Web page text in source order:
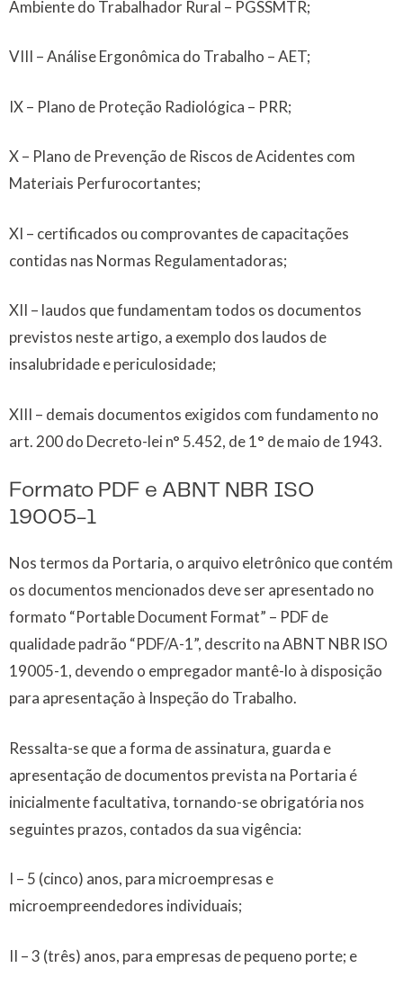
Ambiente do Trabalhador Rural – PGSSMTR;
VIII – Análise Ergonômica do Trabalho – AET;
IX – Plano de Proteção Radiológica – PRR;
X – Plano de Prevenção de Riscos de Acidentes com
Materiais Perfurocortantes;
XI – certificados ou comprovantes de capacitações
contidas nas Normas Regulamentadoras;
XII – laudos que fundamentam todos os documentos
previstos neste artigo, a exemplo dos laudos de
insalubridade e periculosidade;
XIII – demais documentos exigidos com fundamento no
art. 200 do Decreto-lei n° 5.452, de 1° de maio de 1943.
Formato PDF e ABNT NBR ISO
19005-1
Nos termos da Portaria, o arquivo eletrônico que contém
os documentos mencionados deve ser apresentado no
formato “Portable Document Format” – PDF de
qualidade padrão “PDF/A-1”, descrito na ABNT NBR ISO
19005-1, devendo o empregador mantê-lo à disposição
para apresentação à Inspeção do Trabalho.
Ressalta-se que a forma de assinatura, guarda e
apresentação de documentos prevista na Portaria é
inicialmente facultativa, tornando-se obrigatória nos
seguintes prazos, contados da sua vigência:
I – 5 (cinco) anos, para microempresas e
microempreendedores individuais;
II – 3 (três) anos, para empresas de pequeno porte; e